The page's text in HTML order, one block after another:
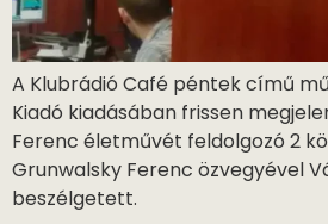
A Klubrádió Café péntek című
Kiadó kiadásában frissen
Ferenc életművét feldolgozó 2
Grunwalsky Ferenc özvegyével
beszélgetett.